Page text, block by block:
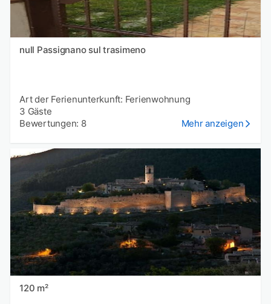
null Passignano sul trasimeno
Art der Ferienunterkunft: Ferienwohnung
3 Gäste
Bewertungen: 8
Mehr anzeigen
120 m²